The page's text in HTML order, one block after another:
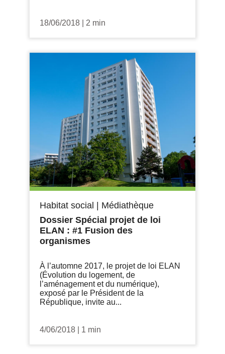
18/06/2018 2 min
Habitat social
Médiathèque
Dossier Spécial projet de loi
ELAN : #1 Fusion des
organismes
À l’automne 2017, le projet de loi ELAN
(Évolution du logement, de
l’aménagement et du numérique),
exposé par le Président de la
République, invite au...
4/06/2018 1 min